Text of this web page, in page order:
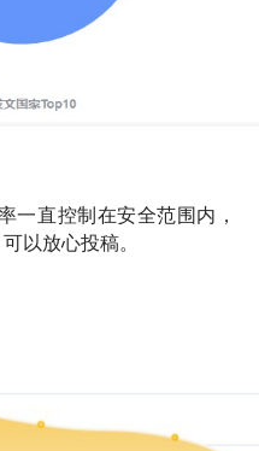
一直控制在安全范围内，
可以放心投稿。